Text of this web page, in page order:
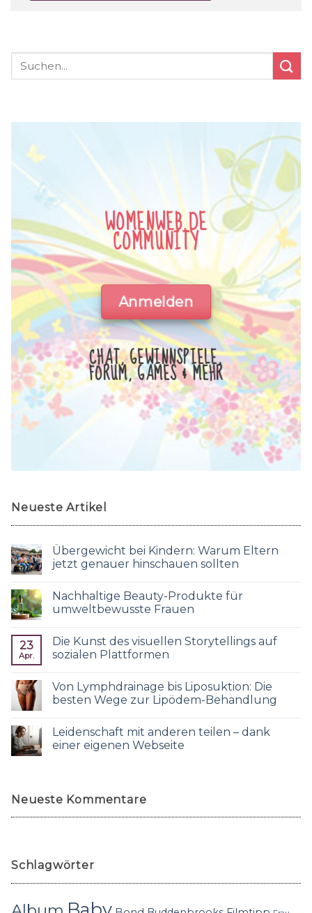
WOMENWEB.DE
COMMUNITY
Anmelden
CHAT, GEWINNSPIELE,
FORUM, GAMES & MEHR
Neueste Artikel
Übergewicht bei Kindern: Warum Eltern
jetzt genauer hinschauen sollten
Nachhaltige Beauty-Produkte für
umweltbewusste Frauen
23
Apr.
Die Kunst des visuellen Storytellings auf
sozialen Plattformen
Von Lymphdrainage bis Liposuktion: Die
besten Wege zur Lipödem-Behandlung
Leidenschaft mit anderen teilen – dank
einer eigenen Webseite
Neueste Kommentare
Schlagwörter